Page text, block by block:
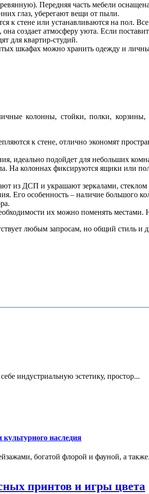
Передняя часть мебели
глаз, уберегают вещи от пыли.
к стене или устанавливаются на пол.
создает атмосферу уюта. Если
для квартир-студий.
шкафах можно хранить одежду и
колонны, стойки, полки,
к стене, отлично экономят
идеально подойдет для небольших
На колоннах фиксируются ящики или
из ДСП и украшают зеркалами,
особенность – наличие большого
их можно поменять местами.
любым запросам, но общий стиль
индустриальную эстетику, простор...
наследия
богатой флорой и фауной, а
принтов и игры цвета